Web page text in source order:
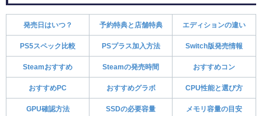
発売日はいつ？ 予約特典と店舗特典 エディションの違い
PS5スペック比較 PSプラス加入方法 Switch版発売情報
Steamおすすめ Steamの発売時間 おすすめコン
おすすめPC おすすめグラボ CPU性能と選び方
GPU確認方法 SSDの必要容量 メモリ容量の目安